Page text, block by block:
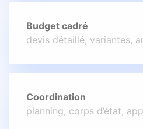
Budget cadré
devis détaillé, variantes,
Coordination
planning, corps d’état,